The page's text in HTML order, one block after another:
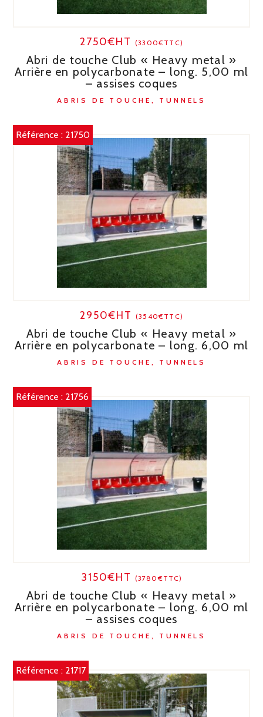
2750€HT (3300€TTC)
Abri de touche Club « Heavy metal »
Arrière en polycarbonate – long. 5,00 ml
– assises coques
ABRIS DE TOUCHE, TUNNELS
Référence : 21750
2950€HT (3540€TTC)
Abri de touche Club « Heavy metal »
Arrière en polycarbonate – long. 6,00 ml
ABRIS DE TOUCHE, TUNNELS
Référence : 21756
3150€HT (3780€TTC)
Abri de touche Club « Heavy metal »
Arrière en polycarbonate – long. 6,00 ml
– assises coques
ABRIS DE TOUCHE, TUNNELS
Référence : 21717